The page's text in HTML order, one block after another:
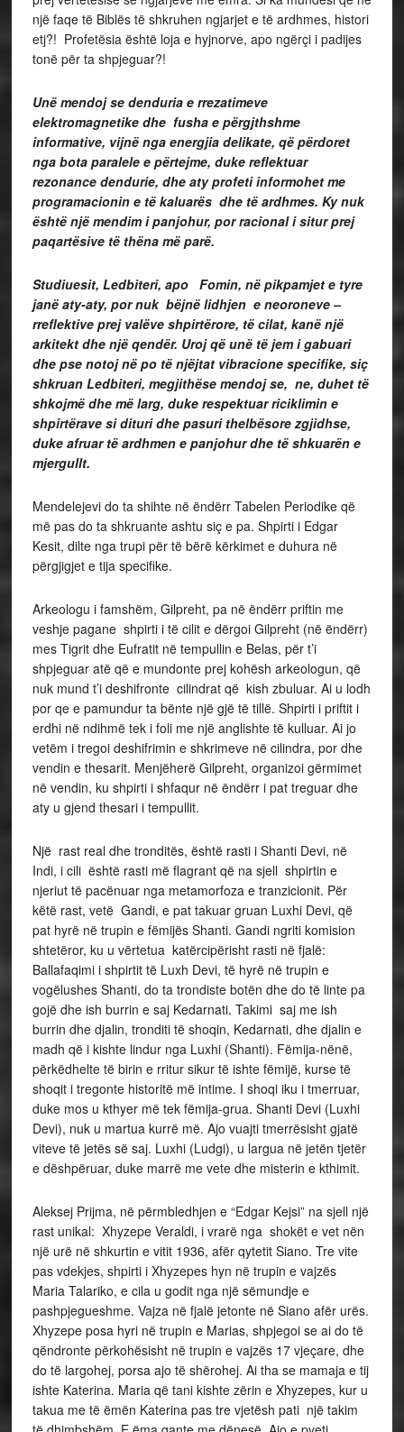
një faqe të Biblës të shkruhen ngjarjet e të ardhmes, histori
etj?! Profetësia është loja e hyjnorve, apo ngërçi i padijes
tonë për ta shpjeguar?!
Unë mendoj se denduria e rrezatimeve
elektromagnetike dhe fusha e përgjthshme
informative, vijnë nga energjia delikate, që përdoret
nga bota paralele e përtejme, duke reflektuar
rezonance dendurie, dhe aty profeti informohet me
programacionin e të kaluarës dhe të ardhmes. Ky nuk
është një mendim i panjohur, por racional i situr prej
paqartësive të thëna më parë.
Studiuesit, Ledbiteri, apo Fomin, në pikpamjet e tyre
janë aty-aty, por nuk bëjnë lidhjen e neoroneve –
rreflektive prej valëve shpirtërore, të cilat, kanë një
arkitekt dhe një qendër. Uroj që unë të jem i gabuari
dhe pse notoj në po të njëjtat vibracione specifike, siç
shkruan Ledbiteri, megjithëse mendoj se, ne, duhet të
shkojmë dhe më larg, duke respektuar riciklimin e
shpirtërave si dituri dhe pasuri thelbësore zgjidhse,
duke afruar të ardhmen e panjohur dhe të shkuarën e
mjergullt.
Mendelejevi do ta shihte në ëndërr Tabelen Periodike që
më pas do ta shkruante ashtu siç e pa. Shpirti i Edgar
Kesit, dilte nga trupi për të bërë kërkimet e duhura në
përgjigjet e tija specifike.
Arkeologu i famshëm, Gilpreht, pa në ëndërr priftin me
veshje pagane shpirti i të cilit e dërgoi Gilpreht (në ëndërr)
mes Tigrit dhe Eufratit në tempullin e Belas, për t’i
shpjeguar atë që e mundonte prej kohësh arkeologun, që
nuk mund t’i deshifronte cilindrat që kish zbuluar. Ai u lodh
por qe e pamundur ta bënte një gjë të tillë. Shpirti i priftit i
erdhi në ndihmë tek i foli me një anglishte të kulluar. Ai jo
vetëm i tregoi deshifrimin e shkrimeve në cilindra, por dhe
vendin e thesarit. Menjëherë Gilpreht, organizoi gërmimet
në vendin, ku shpirti i shfaqur në ëndërr i pat treguar dhe
aty u gjend thesari i tempullit.
Një rast real dhe tronditës, është rasti i Shanti Devi, në
Indi, i cili është rasti më flagrant që na sjell shpirtin e
njeriut të pacënuar nga metamorfoza e tranzicionit. Për
këtë rast, vetë Gandi, e pat takuar gruan Luxhi Devi, që
pat hyrë në trupin e fëmijës Shanti. Gandi ngriti komision
shtetëror, ku u vërtetua katërcipërisht rasti në fjalë:
Ballafaqimi i shpirtit të Luxh Devi, të hyrë në trupin e
vogëlushes Shanti, do ta trondiste botën dhe do të linte pa
gojë dhe ish burrin e saj Kedarnati. Takimi saj me ish
burrin dhe djalin, tronditi të shoqin, Kedarnati, dhe djalin e
madh që i kishte lindur nga Luxhi (Shanti). Fëmija-nënë,
përkëdhelte të birin e rritur sikur të ishte fëmijë, kurse të
shoqit i tregonte historitë më intime. I shoqi iku i tmerruar,
duke mos u kthyer më tek fëmija-grua. Shanti Devi (Luxhi
Devi), nuk u martua kurrë më. Ajo vuajti tmerrësisht gjatë
viteve të jetës së saj. Luxhi (Ludgi), u largua në jetën tjetër
e dëshpëruar, duke marrë me vete dhe misterin e kthimit.
Aleksej Prijma, në përmbledhjen e “Edgar Kejsi” na sjell një
rast unikal: Xhyzepe Veraldi, i vrarë nga shokët e vet nën
një urë në shkurtin e vitit 1936, afër qytetit Siano. Tre vite
pas vdekjes, shpirti i Xhyzepes hyn në trupin e vajzës
Maria Talariko, e cila u godit nga një sëmundje e
pashpjegueshme. Vajza në fjalë jetonte në Siano afër urës.
Xhyzepe posa hyri në trupin e Marias, shpjegoi se ai do të
qëndronte përkohësisht në trupin e vajzës 17 vjeçare, dhe
do të largohej, porsa ajo të shërohej. Ai tha se mamaja e tij
ishte Katerina. Maria që tani kishte zërin e Xhyzepes, kur u
takua me të ëmën Katerina pas tre vjetësh pati një takim